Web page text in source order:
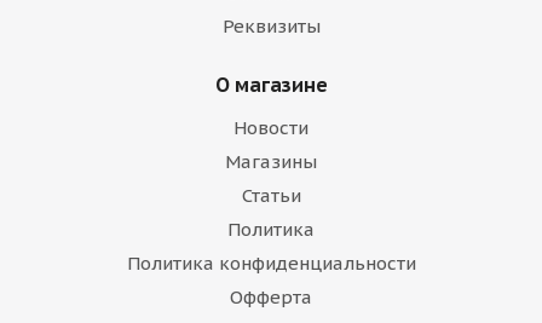
Реквизиты
О магазине
Новости
Магазины
Статьи
Политика
Политика конфиденциальности
Офферта